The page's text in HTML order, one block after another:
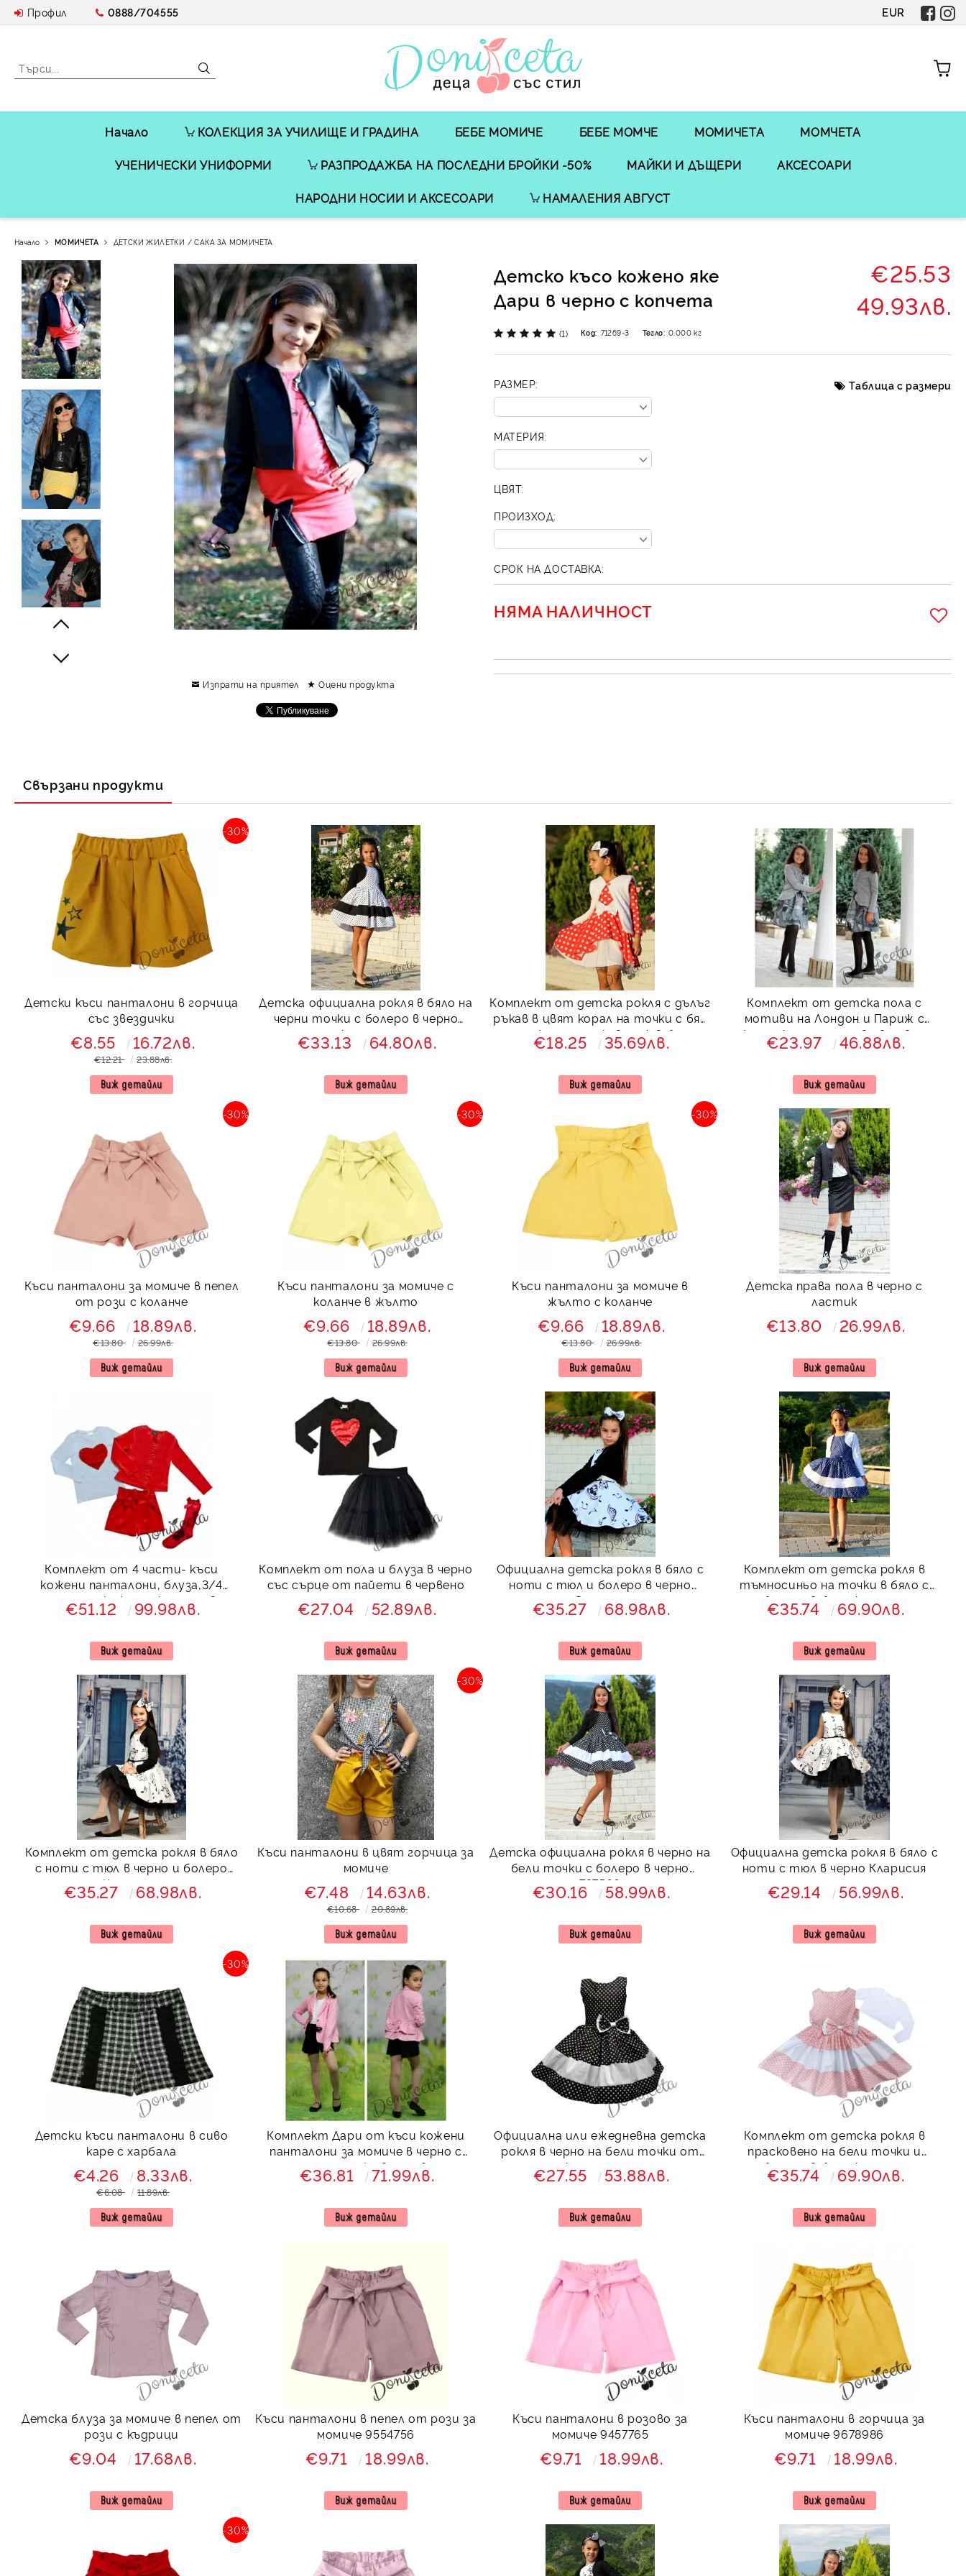
Профил 0888/704555 EUR
Начало КОЛЕКЦИЯ ЗА УЧИЛИЩЕ И ГРАДИНА БЕБЕ МОМИЧЕ БЕБЕ МОМЧЕ МОМИЧЕТА МОМЧЕТА
УЧЕНИЧЕСКИ УНИФОРМИ РАЗПРОДАЖБА НА ПОСЛЕДНИ БРОЙКИ -50% МАЙКИ И ДЪЩЕРИ АКСЕСОАРИ
НАРОДНИ НОСИИ И АКСЕСОАРИ НАМАЛЕНИЯ АВГУСТ
Начало МОМИЧЕТА ДЕТСКИ ЖИЛЕТКИ / САКА ЗА МОМИЧЕТА
Детско късо кожено яке
Дари в черно с копчета
€25.53
49.93лв.
(1) Код: 71269-3 Тегло: 0.000 кг
РАЗМЕР: Таблица с размери
МАТЕРИЯ:
ЦВЯТ:
ПРОИЗХОД:
СРОК НА ДОСТАВКА:
НЯМА НАЛИЧНОСТ
Изпрати на приятел Оцени продукта
Свързани продукти
Детски къси панталони в горчица
със звездички
-30%
€8.55 16.72лв.
€12.21 23.88лв.
Виж детайли
Детска официална рокля в бяло на
черни точки с болеро в черно
Далента
€33.13 64.80лв.
Виж детайли
Комплект от детска рокля с дълъг
ръкав в цвят корал на точки с бял
тюл Люси с пухкав елек в бяло
€18.25 35.69лв.
Виж детайли
Комплект от детска пола с
мотиви на Лондон и Париж с
жилетка от плетиво в сиво с
ружички
€23.97 46.88лв.
Виж детайли
Къси панталони за момиче в пепел
от рози с коланче
-30%
€9.66 18.89лв.
€13.80 26.99лв.
Виж детайли
Къси панталони за момиче с
коланче в жълто
-30%
€9.66 18.89лв.
€13.80 26.99лв.
Виж детайли
Къси панталони за момиче в
жълто с коланче
-30%
€9.66 18.89лв.
€13.80 26.99лв.
Виж детайли
Детска права пола в черно с
ластик
€13.80 26.99лв.
Виж детайли
Комплект от 4 части- къси
кожени панталони, блуза,3/4
чорапи и кожено яке с цип в
червено
€51.12 99.98лв.
Виж детайли
Комплект от пола и блуза в черно
със сърце от пайети в червено
€27.04 52.89лв.
Виж детайли
Официална детска рокля в бяло с
ноти с тюл и болеро в черно
Сисилия
€35.27 68.98лв.
Виж детайли
Комплект от детска рокля в
тъмносиньо на точки в бяло с
болеро в бяло Далента
€35.74 69.90лв.
Виж детайли
Комплект от детска рокля в бяло
с ноти с тюл в черно и болеро
Кларисия
€35.27 68.98лв.
Виж детайли
Къси панталони в цвят горчица за
момиче
-30%
€7.48 14.63лв.
€10.68 20.89лв.
Виж детайли
Детска официална рокля в черно на
бели точки с болеро в черно
737566
€30.16 58.99лв.
Виж детайли
Официална детска рокля в бяло с
ноти с тюл в черно Кларисия
€29.14 56.99лв.
Виж детайли
Детски къси панталони в сиво
каре с харбала
-30%
€4.26 8.33лв.
€6.08 11.89лв.
Виж детайли
Комплект Дари от къси кожени
панталони за момиче в черно с
памучно сако в розово
€36.81 71.99лв.
Виж детайли
Официална или ежедневна детска
рокля в черно на бели точки от
памук с тюл отдолу
€27.55 53.88лв.
Виж детайли
Комплект от детска рокля в
прасковено на бели точки и
болеро в бяло Далента
€35.74 69.90лв.
Виж детайли
Детска блуза за момиче в пепел от
рози с къдрици
€9.04 17.68лв.
Виж детайли
Къси панталони в пепел от рози за
момиче 9554756
€9.71 18.99лв.
Виж детайли
Къси панталони в розово за
момиче 9457765
€9.71 18.99лв.
Виж детайли
Къси панталони в горчица за
момиче 9678986
€9.71 18.99лв.
Виж детайли
-30%